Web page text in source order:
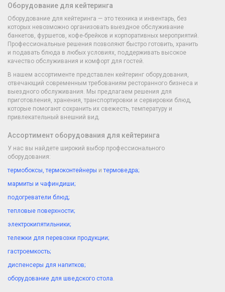
Оборудование для кейтеринга
Оборудование для кейтеринга — это техника и инвентарь, без
которых невозможно организовать выездное обслуживание
банкетов, фуршетов, кофе-брейков и корпоративных мероприятий.
Профессиональные решения позволяют быстро готовить, хранить
и подавать блюда в любых условиях, поддерживать высокое
качество обслуживания и комфорт для гостей.
В нашем ассортименте представлен кейтеринг оборудования,
отвечающий современным требованиям ресторанного бизнеса и
выездного обслуживания. Мы предлагаем решения для
приготовления, хранения, транспортировки и сервировки блюд,
которые помогают сохранить их свежесть, температуру и
привлекательный внешний вид.
Ассортимент оборудования для кейтеринга
У нас вы найдете широкий выбор профессионального
оборудования:
термобоксы, термоконтейнеры итермоведра;
мармиты и чафиндиши;
подогреватели блюд;
тепловые поверхности;
электрокипятильники;
тележки для перевозки продукции;
гастроемкость;
диспенсеры для напитков;
оборудование для шведского стола.